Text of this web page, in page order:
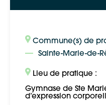
Commune(s) de
Sainte-Marie-de-
Lieu de pratique :
Gymnase de Ste
d’expression